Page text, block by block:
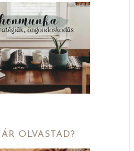
OLVASTAD?